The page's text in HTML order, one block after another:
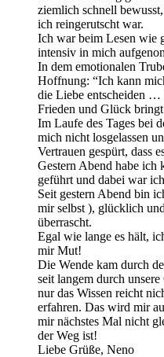
ziemlich schnell
ich reingerutscht war.
Ich war beim Lesen wie
intensiv in mich
In dem emotionalen
Hoffnung: “Ich kann
die Liebe entscheiden …
Frieden und Glück
Im Laufe des Tages bei
mich nicht losgelassen
Vertrauen gespürt, dass
Gestern Abend habe ich
geführt und dabei war
Seit gestern Abend bin
mir selbst ), glücklich
überrascht.
Egal wie lange es hält,
mir Mut!
Die Wende kam durch
seit langem durch
nur das Wissen reicht
erfahren. Das wird mir
mir nächstes Mal nicht
der Weg ist!
Liebe Grüße, Neno